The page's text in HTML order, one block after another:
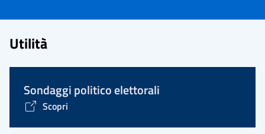
Utilità
Sondaggi politico elettorali
Scopri